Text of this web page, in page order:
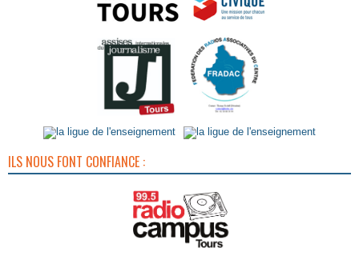
ILS NOUS FONT CONFIANCE :